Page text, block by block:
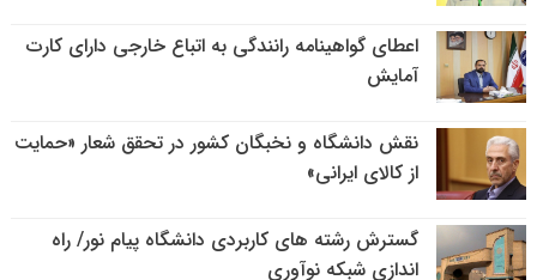
اعطای گواهینامه رانندگی به اتباع خارجی دارای کارت
آمایش
نقش دانشگاه و نخبگان کشور در تحقق شعار «حمایت
از کالای ایرانی»
گسترش رشته های کاربردی دانشگاه پیام نور/ راه
اندازی شبکه نوآوری